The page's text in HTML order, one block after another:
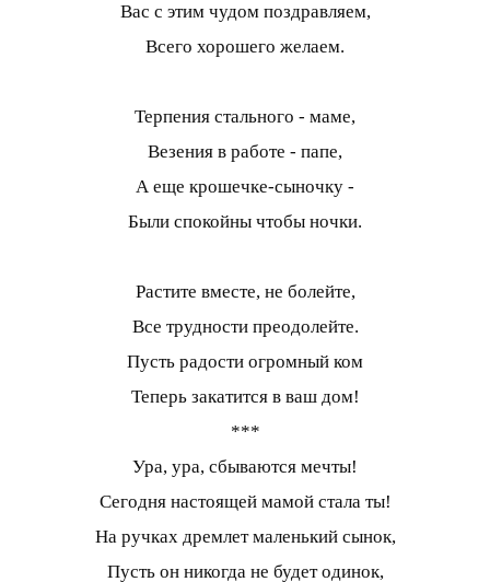
Вас с этим чудом поздравляем,
Всего хорошего желаем.
Терпения стального - маме,
Везения в работе - папе,
А еще крошечке-сыночку -
Были спокойны чтобы ночки.
Растите вместе, не болейте,
Все трудности преодолейте.
Пусть радости огромный ком
Теперь закатится в ваш дом!
***
Ура, ура, сбываются мечты!
Сегодня настоящей мамой стала ты!
На ручках дремлет маленький сынок,
Пусть он никогда не будет одинок,